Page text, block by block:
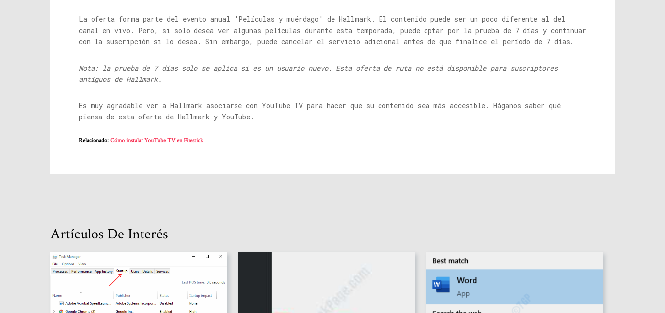
La oferta forma parte del evento anual 'Películas y muérdago' de Hallmark. El contenido puede ser un poco diferente al del
canal en vivo. Pero, si solo desea ver algunas películas durante esta temporada, puede optar por la prueba de 7 días y continuar
con la suscripción si lo desea. Sin embargo, puede cancelar el servicio adicional antes de que finalice el período de 7 días.
Nota: la prueba de 7 días solo se aplica si es un usuario nuevo. Esta oferta de ruta no está disponible para suscriptores
antiguos de Hallmark.
Es muy agradable ver a Hallmark asociarse con YouTube TV para hacer que su contenido sea más accesible. Háganos saber qué
piensa de esta oferta de Hallmark y YouTube.
Relacionado: Cómo instalar YouTube TV en Firestick
Artículos De Interés